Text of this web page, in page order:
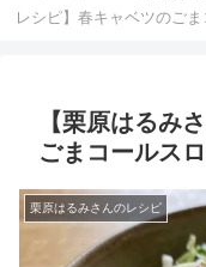
レシピ】春キャベツのご
【栗原はるみ
ごまコールス
栗原はるみさんのレシピ